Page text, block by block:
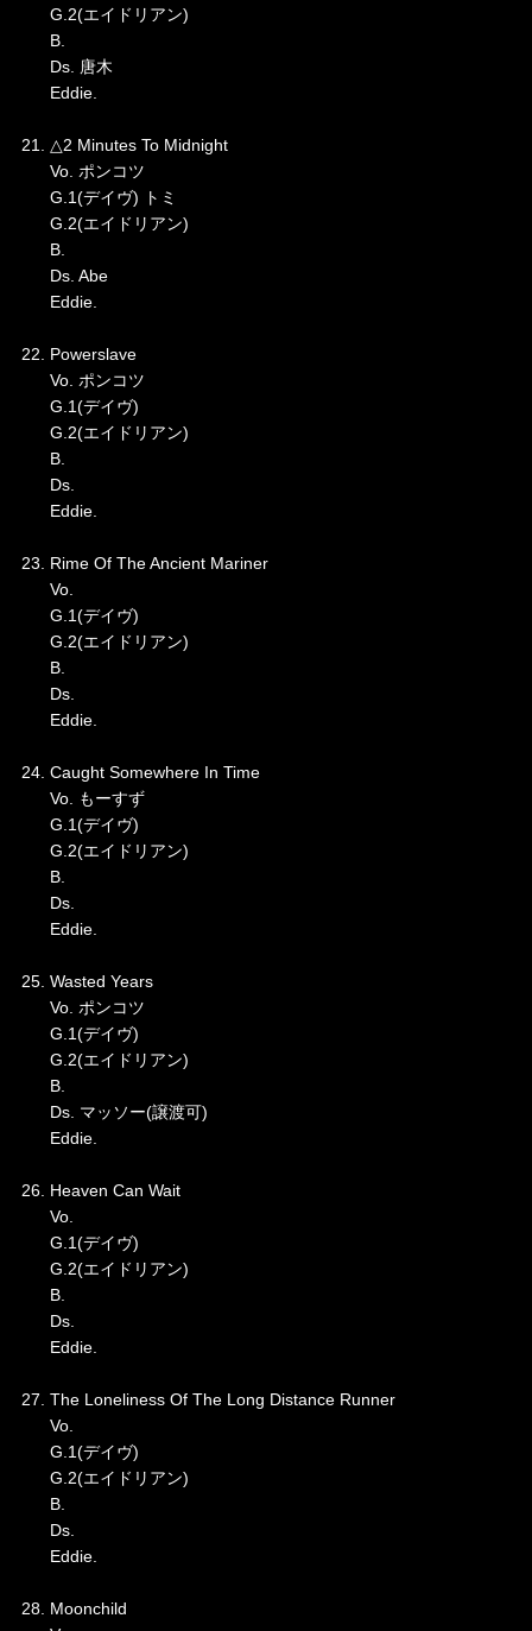
G.2(エイドリアン)
B.
Ds. 唐木
Eddie.
21. △2 Minutes To Midnight
Vo. ポンコツ
G.1(デイヴ) トミ
G.2(エイドリアン)
B.
Ds. Abe
Eddie.
22. Powerslave
Vo. ポンコツ
G.1(デイヴ)
G.2(エイドリアン)
B.
Ds.
Eddie.
23. Rime Of The Ancient Mariner
Vo.
G.1(デイヴ)
G.2(エイドリアン)
B.
Ds.
Eddie.
24. Caught Somewhere In Time
Vo. もーすず
G.1(デイヴ)
G.2(エイドリアン)
B.
Ds.
Eddie.
25. Wasted Years
Vo. ポンコツ
G.1(デイヴ)
G.2(エイドリアン)
B.
Ds. マッソー(譲渡可)
Eddie.
26. Heaven Can Wait
Vo.
G.1(デイヴ)
G.2(エイドリアン)
B.
Ds.
Eddie.
27. The Loneliness Of The Long Distance Runner
Vo.
G.1(デイヴ)
G.2(エイドリアン)
B.
Ds.
Eddie.
28. Moonchild